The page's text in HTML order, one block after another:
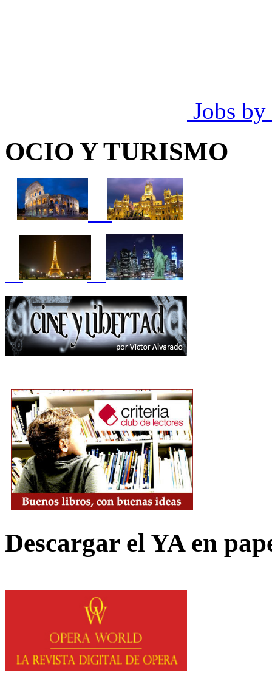
Jobs by
OCIO Y TURISMO
Descargar el YA en